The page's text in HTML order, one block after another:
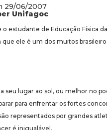
29/06/2007
Unifagoc
estudante de Educação Física
que ele é um dos muitos
seu lugar ao sol, ou melhor no
para enfrentar os fortes
representados por grandes
é inigualável.